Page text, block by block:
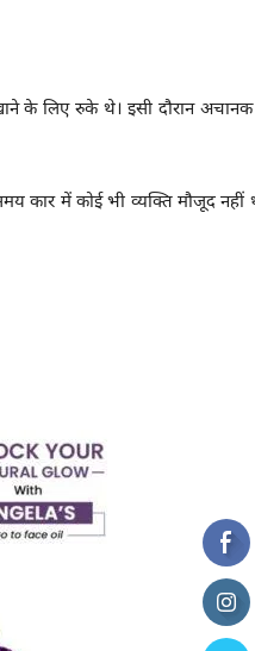
खाने के लिए रुके थे। इसी दौरान
कार में कोई भी व्यक्ति मौजूद नहीं